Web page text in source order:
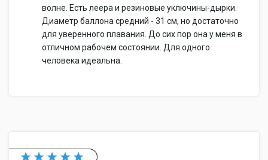
волне. Есть леера и резиновые уключины-дырки.
Диаметр баллона средний - 31 см, но достаточно
для уверенного плавания. До сих пор она у меня в
отличном рабочем состоянии. Для одного
человека идеальна.